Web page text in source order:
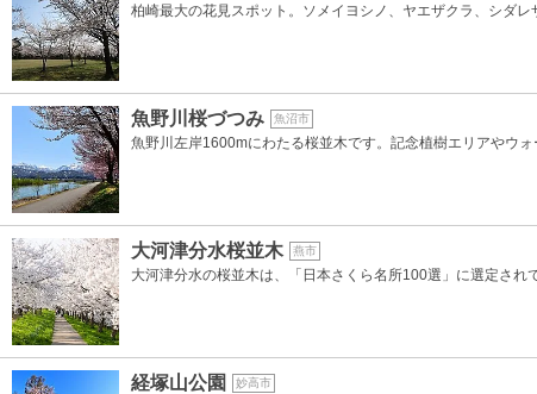
柏崎最大の花見スポット。ソメイヨシノ、ヤエザクラ、シダ
魚野川桜づつみ 魚沼市
魚野川左岸1600mにわたる桜並木です。記念植樹エリアやウ
大河津分水桜並木 燕市
大河津分水の桜並木は、「日本さくら名所100選」に選定され
経塚山公園 妙高市